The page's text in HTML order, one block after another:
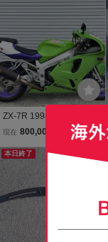
出ない 希少品です。
ZX-7R 1998年式 車検満
了 令和8年8月22日
現在 800,000
本日終了